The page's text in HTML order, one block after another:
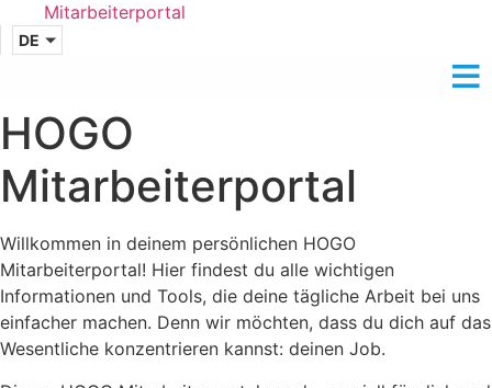
Mitarbeiterportal
DE
HOGO
Mitarbeiterportal
Willkommen in deinem persönlichen HOGO
Mitarbeiterportal! Hier findest du alle wichtigen
Informationen und Tools, die deine tägliche Arbeit bei uns
einfacher machen. Denn wir möchten, dass du dich auf das
Wesentliche konzentrieren kannst: deinen Job.